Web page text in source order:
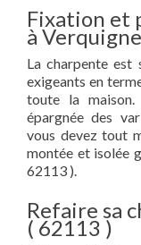
Fixation et
à
La charpente est
exigeants en
toute la
épargnée des
vous devez tout
montée et isolée
62113 ).
Refaire sa
( 62113 )